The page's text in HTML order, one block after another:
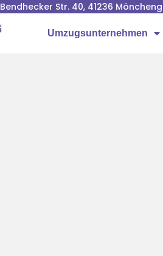
Bendhecker Str. 40, 41236
Umzugsunternehmen